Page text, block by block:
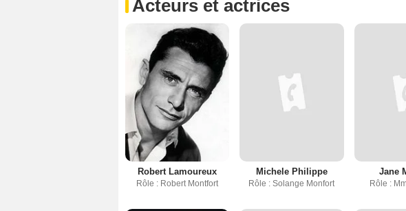
Acteurs et actrices
Robert Lamoureux
Rôle : Robert Montfort
Michele Philippe
Rôle : Solange Monfort
Jane
Rôle :